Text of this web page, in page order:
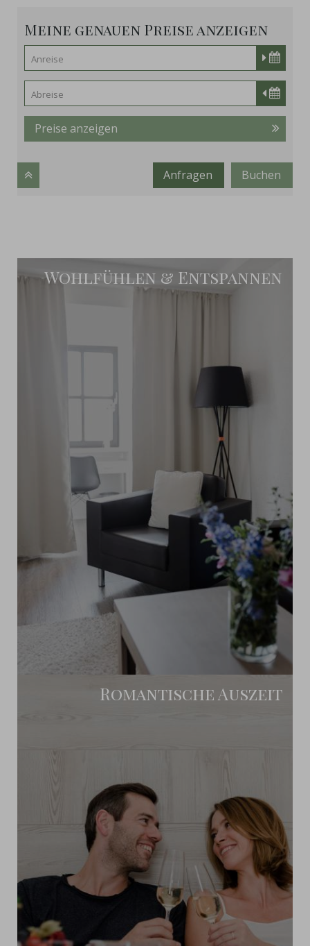
Meine genauen Preise anzeigen
Preise anzeigen
Buchen
Anfragen
Wohlfühlen & Entspannen
Romantische Auszeit